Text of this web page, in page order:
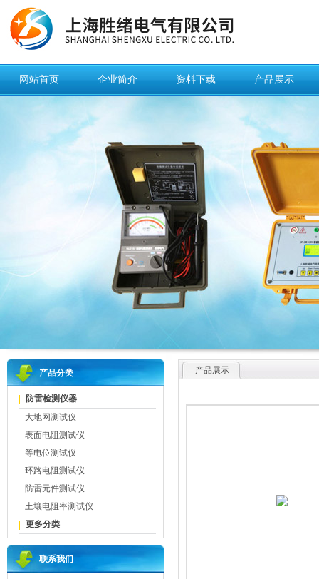
网站首页 企业简介 资料下载 产品展示
产品分类
防雷检测仪器
大地网测试仪
表面电阻测试仪
等电位测试仪
环路电阻测试仪
防雷元件测试仪
土壤电阻率测试仪
更多分类
联系我们
产品展示